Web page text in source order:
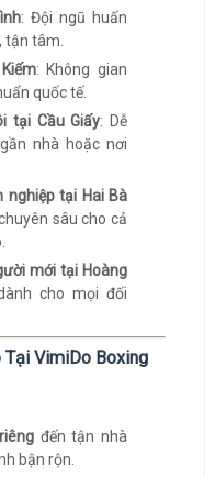
: Đội ngũ huấn
tận tâm.
: Không gian
quốc tế.
tại Cầu Giấy: Dễ
nhà hoặc nơi
nghiệp tại Hai Bà
sâu cho cả
mới tại Hoàng
cho mọi đối
Tại VimiDo Boxing
đến tận nhà
bận rộn.